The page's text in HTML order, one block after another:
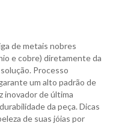
de metais nobres
e cobre) diretamente da
Processo
um alto padrão de
inovador de última
da peça. Dicas
de suas jóias por